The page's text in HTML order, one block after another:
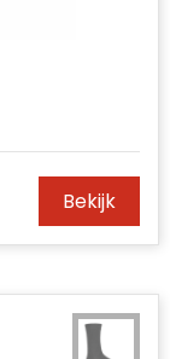
Bekijk